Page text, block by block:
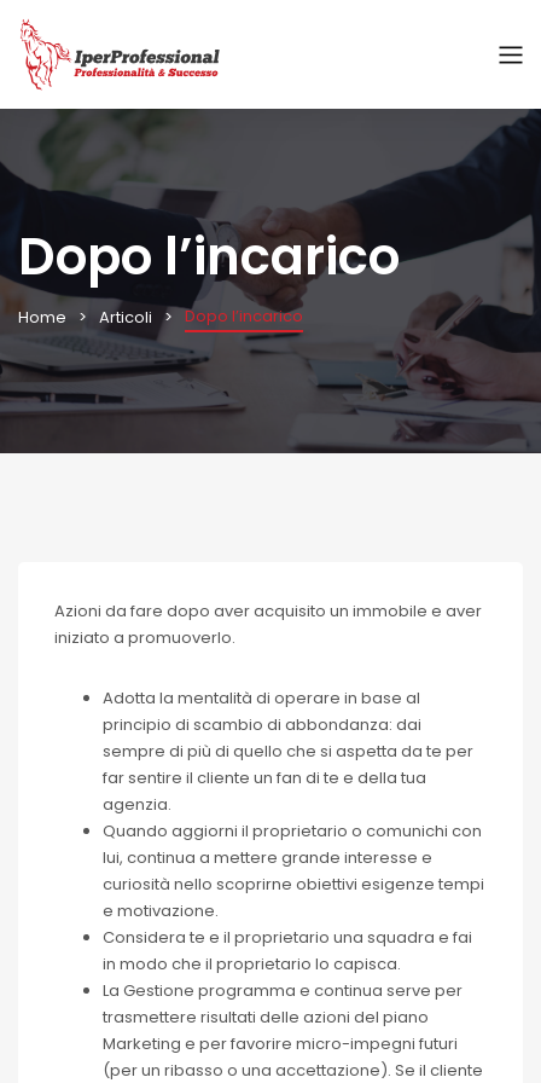
Dopo l’incarico
Home Articoli Dopo l’incarico
Azioni da fare dopo aver acquisito un immobile e aver
iniziato a promuoverlo.
Adotta la mentalità di operare in base al
principio di scambio di abbondanza: dai
sempre di più di quello che si aspetta da te per
far sentire il cliente un fan di te e della tua
agenzia.
Quando aggiorni il proprietario o comunichi con
lui, continua a mettere grande interesse e
curiosità nello scoprirne obiettivi esigenze tempi
e motivazione.
Considera te e il proprietario una squadra e fai
in modo che il proprietario lo capisca.
La Gestione programma e continua serve per
trasmettere risultati delle azioni del piano
Marketing e per favorire micro-impegni futuri
(per un ribasso o una accettazione). Se il cliente